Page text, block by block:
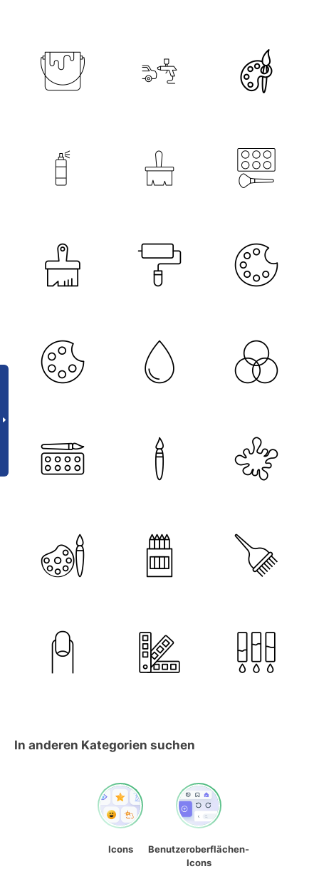
In anderen Kategorien suchen
Icons
Benutzeroberflächen-
Icons